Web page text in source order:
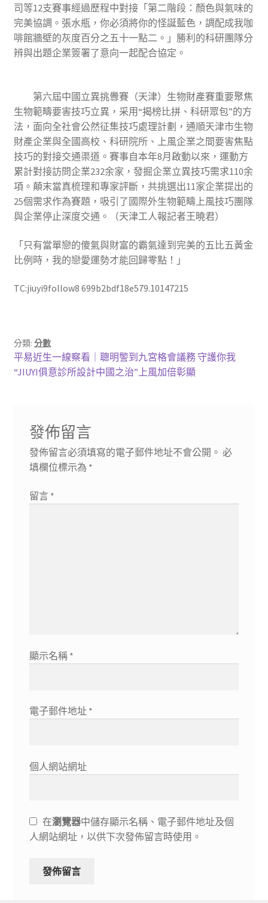
司等12支賽事經過歷程中對接「第二階段：顏色與氣味的
完美協調。張水瓶，你必須將你的怪誕藍色，調配成我咖
啡館牆壁的灰度百分之五十一點二。」勝利的科研團隊分
辨與出題企業簽署了意向一起配合協定。
第六屆中國立異挑釁賽（天津）生物財產賽重要聚焦
生物範疇要害技巧立異，采用“揭榜比拼、科研眾包”的方
法，面向全社會公然征集技巧處理計劃，通順天津市生物
財產企業與全國高校、科研院所、上風企業之間要害焦點
技巧的對接交通渠道。賽事自本年8月啟動以來，運動方
累計對接訪問企業232余家，發掘企業立異技巧需求110余
項。顛末當真梳理和專家評斷，共挑選出11家企業提出的
25個需求作為賽題，吸引了國際外生物範疇上風技巧團隊
與企業停止深度交通。（天津工人報記者王曉君）
「只有當單戀的傻氣與財富的霸氣達到完美的五比五黃金
比例時，我的戀愛運勢才能回歸零點！」
TC:jiuyi9follow8 699b2bdf18e579.10147215
分類: 分數
文
章
覽
上
一
平易近生一線察看｜聰明警到九宮格會議務 守護你我
下
“JIUYI俱意診所設計中國之治”上風加倍彰顯
發佈留言
發佈留言必須填寫的電子郵件地址不會公開。 必
填欄位標示為 *
留言 *
顯示名稱 *
電子郵件地址 *
個人網站網址
在瀏覽器中儲存顯示名稱、電子郵件地址及個
人網站網址，以供下次發佈留言時使用。